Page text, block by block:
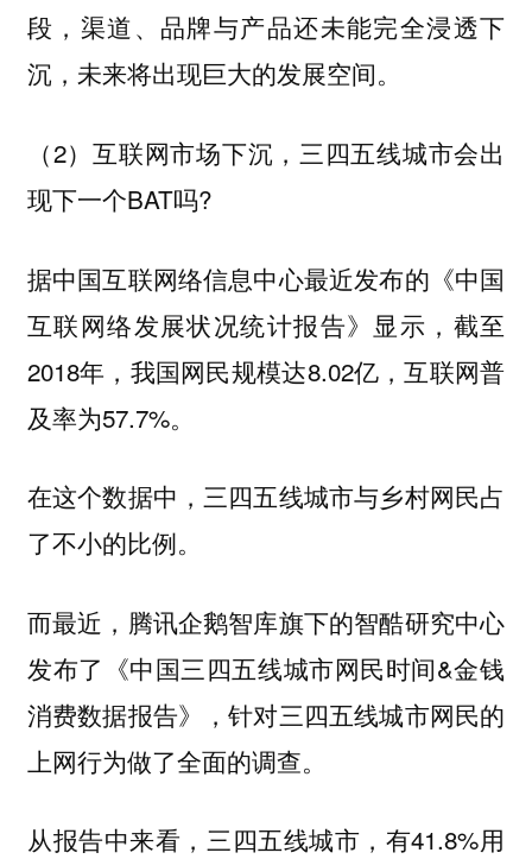
段，渠道、品牌与产品还未能完全浸透下
沉，未来将出现巨大的发展空间。
（2）互联网市场下沉，三四五线城市会出
现下一个BAT吗?
据中国互联网络信息中心最近发布的《中国
互联网络发展状况统计报告》显示，截至
2018年，我国网民规模达8.02亿，互联网普
及率为57.7%。
在这个数据中，三四五线城市与乡村网民占
了不小的比例。
而最近，腾讯企鹅智库旗下的智酷研究中心
发布了《中国三四五线城市网民时间&金钱
消费数据报告》，针对三四五线城市网民的
上网行为做了全面的调查。
从报告中来看，三四五线城市，有41.8%用